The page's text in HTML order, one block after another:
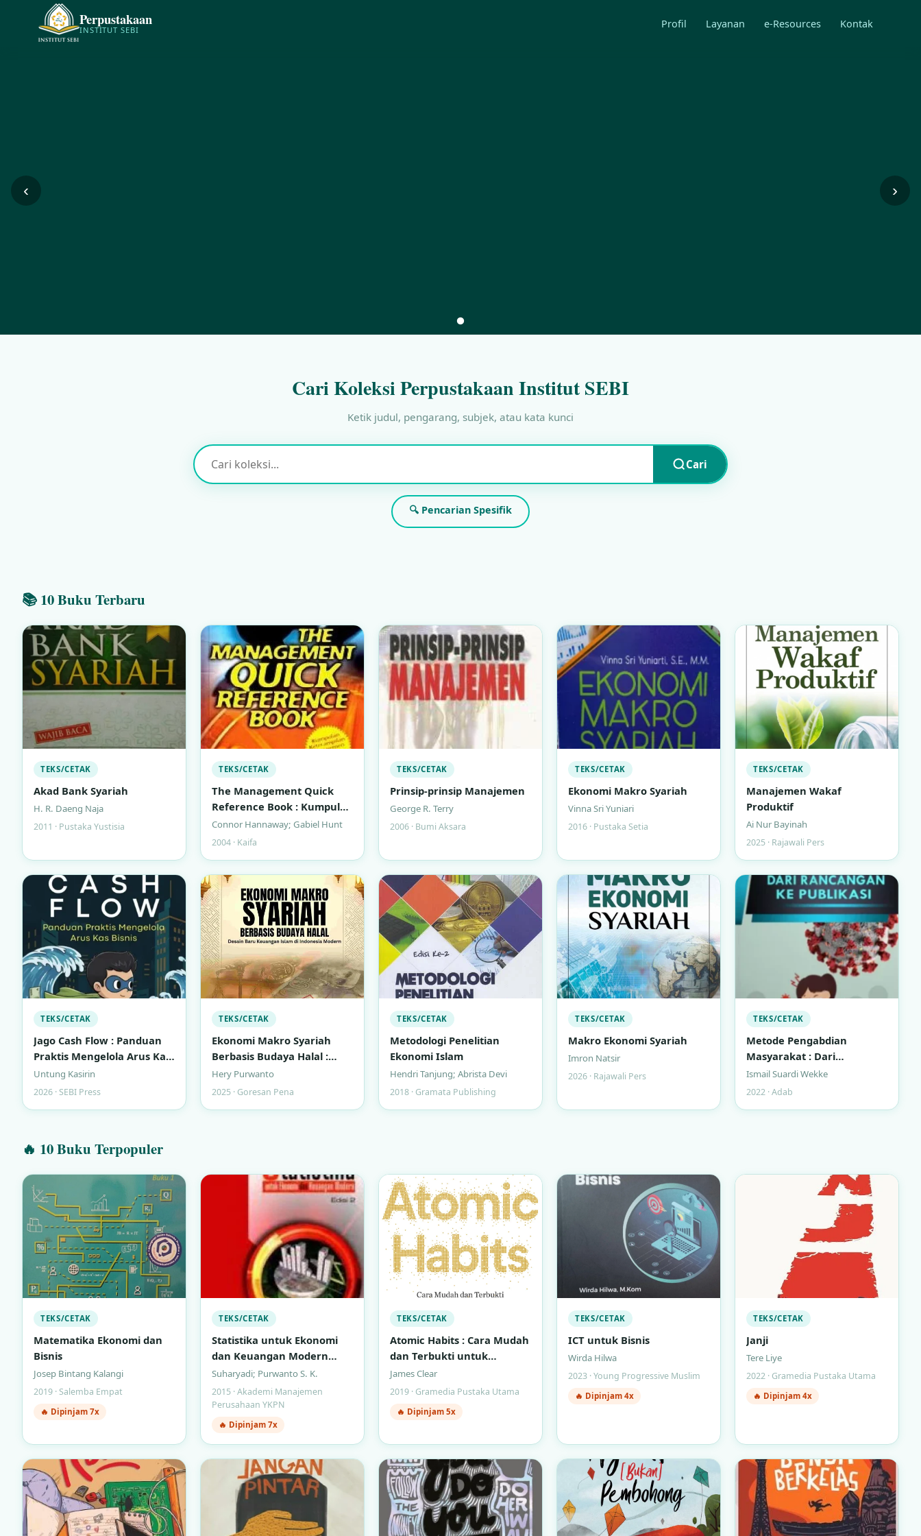
Perpustakaan
INSTITUT SEBI Profil Layanan e-Resources Kontak
‹ ›
Cari Koleksi Perpustakaan Institut SEBI
Ketik judul, pengarang, subjek, atau kata kunci
Cari
🔍 Pencarian Spesifik
📚 10 Buku Terbaru
TEKS/CETAK
Akad Bank Syariah
H. R. Daeng Naja
2011 · Pustaka Yustisia
TEKS/CETAK
The Management Quick
Reference Book : Kumpulan
Keterampilan Manajemen
untuk Manajer Sibuk
Connor Hannaway; Gabiel Hunt
2004 · Kaifa
TEKS/CETAK
Prinsip-prinsip Manajemen
George R. Terry
2006 · Bumi Aksara
TEKS/CETAK
Ekonomi Makro Syariah
Vinna Sri Yuniari
2016 · Pustaka Setia
TEKS/CETAK
Manajemen Wakaf
Produktif
Ai Nur Bayinah
2025 · Rajawali Pers
TEKS/CETAK
Jago Cash Flow : Panduan
Praktis Mengelola Arus Kas
Bisnis
Untung Kasirin
2026 · SEBI Press
TEKS/CETAK
Ekonomi Makro Syariah
Berbasis Budaya Halal :
Desain Baru Keuangan
Islam di Indonesia Modern
Hery Purwanto
2025 · Goresan Pena
TEKS/CETAK
Metodologi Penelitian
Ekonomi Islam
Hendri Tanjung; Abrista Devi
2018 · Gramata Publishing
TEKS/CETAK
Makro Ekonomi Syariah
Imron Natsir
2026 · Rajawali Pers
TEKS/CETAK
Metode Pengabdian
Masyarakat : Dari
Rancangan ke Publikasi
Ismail Suardi Wekke
2022 · Adab
🔥 10 Buku Terpopuler
TEKS/CETAK
Matematika Ekonomi dan
Bisnis
Josep Bintang Kalangi
2019 · Salemba Empat
🔥 Dipinjam 7x
TEKS/CETAK
Statistika untuk Ekonomi
dan Keuangan Modern
(Buku 2)
Suharyadi; Purwanto S. K.
2015 · Akademi Manajemen
Perusahaan YKPN
🔥 Dipinjam 7x
TEKS/CETAK
Atomic Habits : Cara Mudah
dan Terbukti untuk
Membentuk Kebiasaan Baik
dan Menghilangkan
Kebiasaan Buruk
James Clear
2019 · Gramedia Pustaka Utama
🔥 Dipinjam 5x
TEKS/CETAK
ICT untuk Bisnis
Wirda Hilwa
2023 · Young Progressive Muslim
🔥 Dipinjam 4x
TEKS/CETAK
Janji
Tere Liye
2022 · Gramedia Pustaka Utama
🔥 Dipinjam 4x